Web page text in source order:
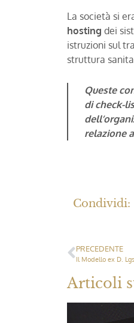
La società si
hosting dei
istruzioni sul
struttura
Queste
di check-
relazione
Condividi:
PRECEDENTE
Il Modello ex D.
Articoli